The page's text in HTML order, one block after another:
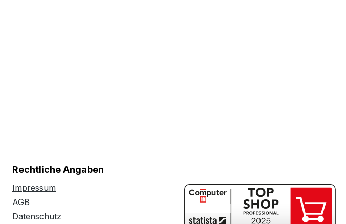
Rechtliche Angaben
Impressum
AGB
Datenschutz